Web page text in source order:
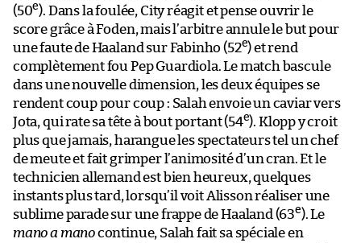
(50e). Dans la foulée, City réagit et pense ouvrir le
score grâce à Foden, mais l’arbitre annule le but pour
une faute de Haaland sur Fabinho (52e) et rend
complètement fou Pep Guardiola. Le match bascule
dans une nouvelle dimension, les deux équipes se
rendent coup pour coup : Salah envoie un caviar vers
Jota, qui rate sa tête à bout portant (54e). Klopp y croit
plus que jamais, harangue les spectateurs tel un chef
de meute et fait grimper l’animosité d’un cran. Et le
technicien allemand est bien heureux, quelques
instants plus tard, lorsqu’il voit Alisson réaliser une
sublime parade sur une frappe de Haaland (63e). Le
mano a manocontinue, Salah fait sa spéciale en